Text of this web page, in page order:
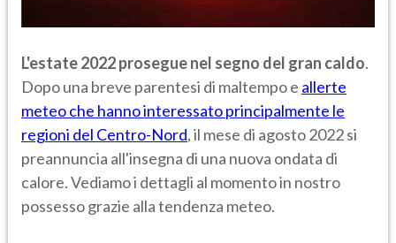
L'estate 2022 prosegue nel segno del gran caldo.
Dopo una breve parentesi di maltempo e allerte
meteo che hanno interessato principalmente le
regioni del Centro-Nord, il mese di agosto 2022 si
preannuncia all'insegna di una nuova ondata di
calore. Vediamo i dettagli al momento in nostro
possesso grazie alla tendenza meteo.